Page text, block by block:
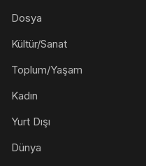
Dosya
Kültür/Sanat
Toplum/Yaşam
Kadın
Yurt Dışı
Dünya